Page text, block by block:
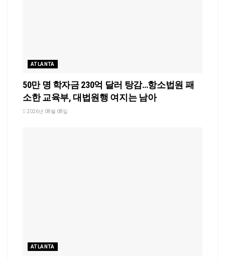
ATLANTA
50만 명 학자금 230억 달러 탕감…항소법원 패
소한 교육부, 대법원행 여지는 남아
2026년 08월 08일
ATLANTA